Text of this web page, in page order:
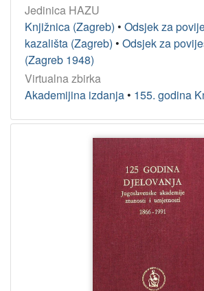
Jedinica HAZU
Knjižnica (Zagreb) • Odsjek za
kazališta (Zagreb) • Odsjek za
(Zagreb 1948)
Virtualna zbirka
Akademijina izdanja • 155. godina